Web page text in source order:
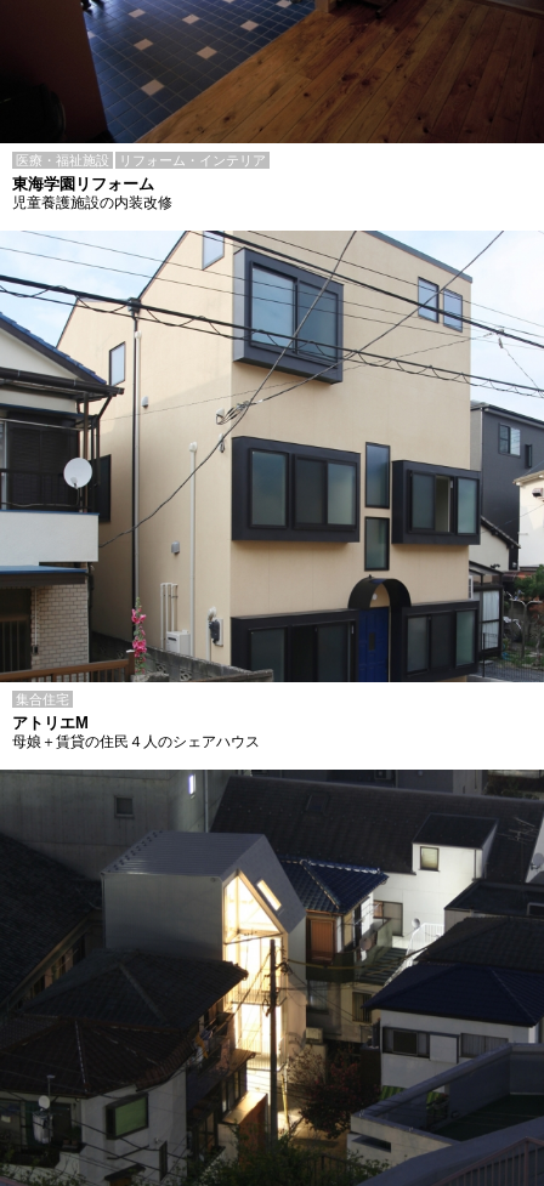
医療・福祉施設 リフォーム・インテリア
東海学園リフォーム
児童養護施設の内装改修
集合住宅
アトリエM
母娘＋賃貸の住民４人のシェアハウス